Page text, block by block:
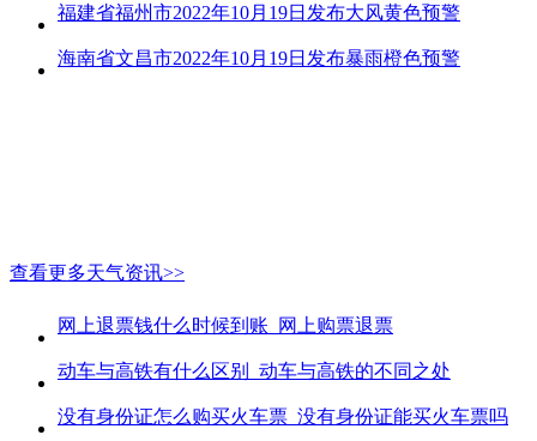
福建省福州市2022年10月19日发布大风黄色预警
海南省文昌市2022年10月19日发布暴雨橙色预警
查看更多天气资讯>>
网上退票钱什么时候到账_网上购票退票
动车与高铁有什么区别_动车与高铁的不同之处
没有身份证怎么购买火车票_没有身份证能买火车票吗